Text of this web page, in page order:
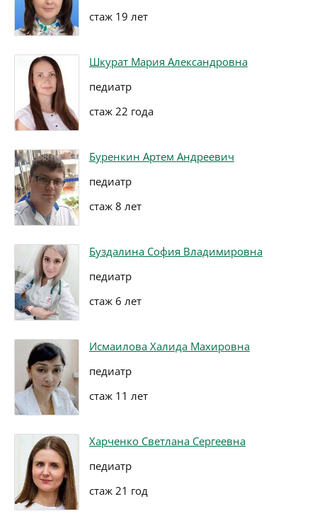
стаж 19 лет
Шкурат Мария Александровна
педиатр
стаж 22 года
Буренкин Артем Андреевич
педиатр
стаж 8 лет
Буздалина София Владимировна
педиатр
стаж 6 лет
Исмаилова Халида Махировна
педиатр
стаж 11 лет
Харченко Светлана Сергеевна
педиатр
стаж 21 год